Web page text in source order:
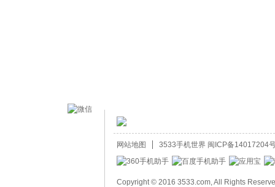
网站地图 3533手机世界 闽ICP备14017204
Copyright © 2016 3533.com, All Rights